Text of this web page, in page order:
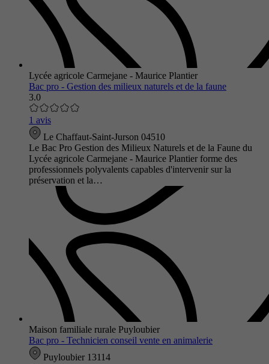
Lycée agricole Carmejane - Maurice Plantier
Bac pro - Gestion des milieux naturels et de la faune
3.0
1 avis
Le Chaffaut-Saint-Jurson 04510
Le Bac Pro Gestion des Milieux Naturels et de la Faune du
Lycée agricole Carmejane - Maurice Plantier forme des
professionnels polyvalents capables d'intervenir sur la
préservation et la…
Maison familiale rurale Puyloubier
Bac pro - Technicien conseil vente en animalerie
Puyloubier 13114